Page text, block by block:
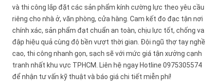
và thi công lắp đặt các sản phẩm kính cường lực theo yêu cầu
riêng cho nhà ở, văn phòng, cửa hàng. Cam kết đo đạc tận nơi
chính xác, sản phẩm đạt chuẩn an toàn, chịu lực tốt, chống va
đập hiệu quả cùng độ bền vượt thời gian. Đội ngũ thợ tay nghề
cao, thi công nhanh gọn, sạch sẽ với mức giá tận xưởng cạnh
tranh nhất khu vực TPHCM. Liên hệ ngay Hotline 0975305574
để nhận tư vấn kỹ thuật và báo giá chi tiết miễn phí!